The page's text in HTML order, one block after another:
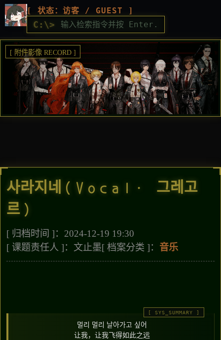
[ 状态：访客 / GUEST ]
C:\>
[ 附件影像 RECORD ]
사라지네(Vocal. 그레고
르)
[ 归档时间 ]：2024-12-19 19:30
[ 课题责任人 ]：文止墨[ 档案分类 ]： 音乐
멀리 멀리 날아가고 싶어
让我，让我飞得如此之远